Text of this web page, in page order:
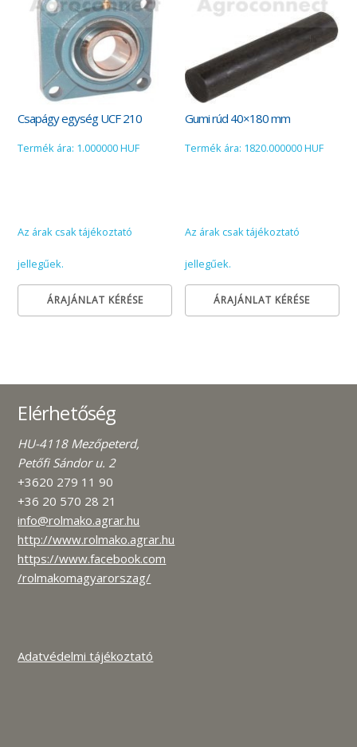
Csapágy egység UCF 210
Termék ára: 1.000000 HUF
Az árak csak tájékoztató
jellegűek.
ÁRAJÁNLAT KÉRÉSE
Gumi rúd 40×180 mm
Termék ára: 1820.000000 HUF
Az árak csak tájékoztató
jellegűek.
ÁRAJÁNLAT KÉRÉSE
Elérhetőség
HU-4118 Mezőpeterd,
Petőfi Sándor u. 2
+3620 279 11 90
+36 20 570 28 21
info@rolmako.agrar.hu
http://www.rolmako.agrar.hu
https://www.facebook.com
/rolmakomagyarorszag/
Adatvédelmi tájékoztató